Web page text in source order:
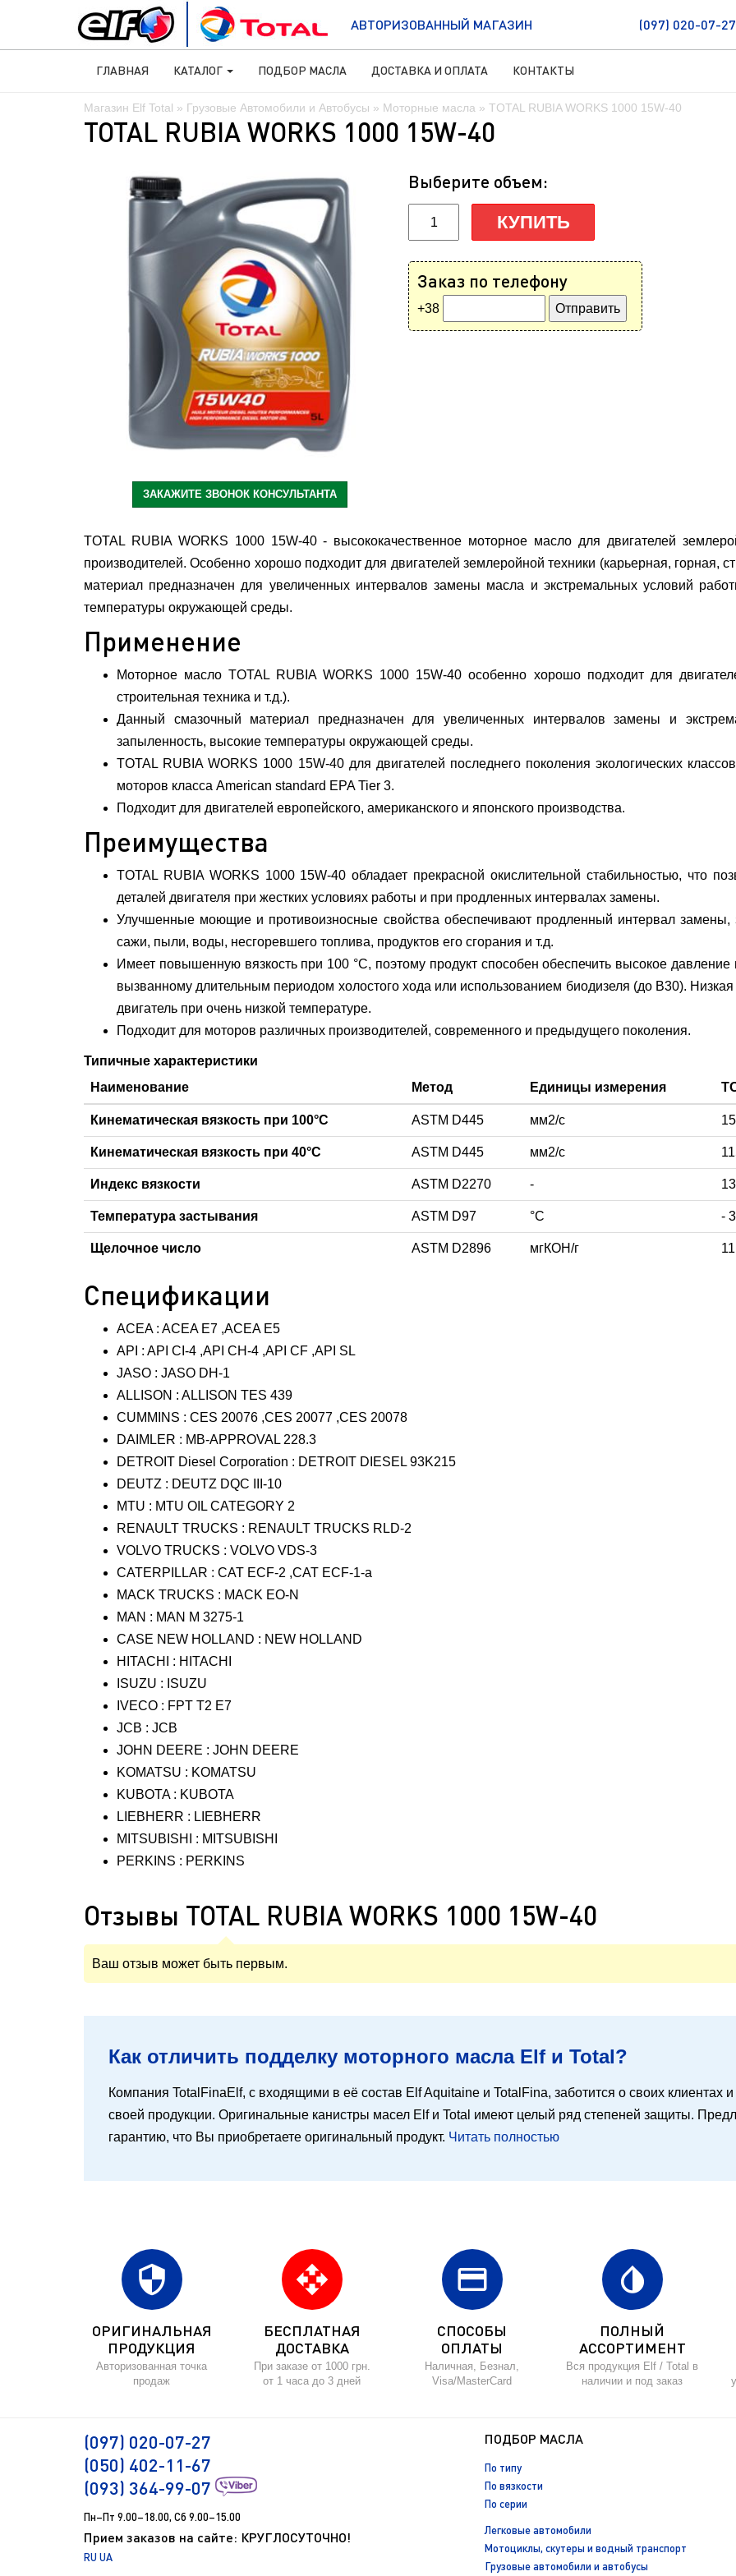
Магазин Elf Total » Грузовые Автомобили и Автобусы » Моторные масла » TOTAL RUBIA WORKS 1000 15W-40
TOTAL RUBIA WORKS 1000 15W-40
ЗАКАЖИТЕ ЗВОНОК КОНСУЛЬТАНТА
Выберите объем:
КУПИТЬ
Заказ по телефону
+38
TOTAL RUBIA WORKS 1000 15W-40 - высококачественное моторное масло для двигателей
производителей. Особенно хорошо подходит для двигателей землеройной техники (карьерная, горная,
материал предназначен для увеличенных интервалов замены масла и экстремальных условий
температуры окружающей среды.
Применение
Моторное масло TOTAL RUBIA WORKS 1000 15W-40 особенно хорошо подходит для
строительная техника и т.д.).
Данный смазочный материал предназначен для увеличенных интервалов замены и
запыленность, высокие температуры окружающей среды.
TOTAL RUBIA WORKS 1000 15W-40 для двигателей последнего поколения экологических
моторов класса American standard EPA Tier 3.
Подходит для двигателей европейского, американского и японского производства.
Преимущества
TOTAL RUBIA WORKS 1000 15W-40 обладает прекрасной окислительной стабильностью, что
деталей двигателя при жестких условиях работы и при продленных интервалах замены.
Улучшенные моющие и противоизносные свойства обеспечивают продленный интервал замены,
сажи, пыли, воды, несгоревшего топлива, продуктов его сгорания и т.д.
Имеет повышенную вязкость при 100 °C, поэтому продукт способен обеспечить высокое
вызванному длительным периодом холостого хода или использованием биодизеля (до B30). Низкая
двигатель при очень низкой температуре.
Подходит для моторов различных производителей, современного и предыдущего поколения.
Типичные характеристики
Наименование
Метод Единицы измерения
Кинематическая вязкость при 100°С ASTM D445 мм2/с
Кинематическая вязкость при 40°С ASTM D445 мм2/с
Индекс вязкости ASTM D2270 -
Температура застывания ASTM D97 °C -
Щелочное число ASTM D2896 мгКОН/г 11
Спецификации
ACEA : ACEA E7 ,ACEA E5
API : API CI-4 ,API CH-4 ,API CF ,API SL
JASO : JASO DH-1
ALLISON : ALLISON TES 439
CUMMINS : CES 20076 ,CES 20077 ,CES 20078
DAIMLER : MB-APPROVAL 228.3
DETROIT Diesel Corporation : DETROIT DIESEL 93K215
DEUTZ : DEUTZ DQC III-10
MTU : MTU OIL CATEGORY 2
RENAULT TRUCKS : RENAULT TRUCKS RLD-2
VOLVO TRUCKS : VOLVO VDS-3
CATERPILLAR : CAT ECF-2 ,CAT ECF-1-a
MACK TRUCKS : MACK EO-N
MAN : MAN M 3275-1
CASE NEW HOLLAND : NEW HOLLAND
HITACHI : HITACHI
ISUZU : ISUZU
IVECO : FPT T2 E7
JCB : JCB
JOHN DEERE : JOHN DEERE
KOMATSU : KOMATSU
KUBOTA : KUBOTA
LIEBHERR : LIEBHERR
MITSUBISHI : MITSUBISHI
PERKINS : PERKINS
Отзывы TOTAL RUBIA WORKS 1000 15W-40
Ваш отзыв может быть первым.
Как отличить подделку моторного масла Elf и Total?
Компания TotalFinaElf, с входящими в её состав Elf Aquitaine и TotalFina, заботится о своих клиентах
своей продукции. Оригинальные канистры масел Elf и Total имеют целый ряд степеней защиты.
гарантию, что Вы приобретаете оригинальный продукт. Читать полностью
security
ОРИГИНАЛЬНАЯ
ПРОДУКЦИЯ
Авторизованная точка
продаж
open_with
БЕСПЛАТНАЯ
ДОСТАВКА
При заказе от 1000 грн.
от 1 часа до 3 дней
credit_card
СПОСОБЫ
ОПЛАТЫ
Наличная, Безнал,
Visa/MasterCard
invert_colors
ПОЛНЫЙ
АССОРТИМЕНТ
Вся продукция Elf / Total в
наличии и под заказ
АВТОРИЗОВАННЫЙ МАГАЗИН (097) 020-07-27
ГЛАВНАЯ КАТАЛОГ ПОДБОР МАСЛА ДОСТАВКА И ОПЛАТА КОНТАКТЫ
(097) 020-07-27
(050) 402-11-67
(093) 364-99-07
Пн–Пт 9.00–18.00, Сб 9.00–15.00
Прием заказов на сайте: КРУГЛОСУТОЧНО!
RU UA
ПОДБОР МАСЛА
По типу
По вязкости
По серии
Легковые автомобили
Мотоциклы, скутеры и водный транспорт
Грузовые автомобили и автобусы